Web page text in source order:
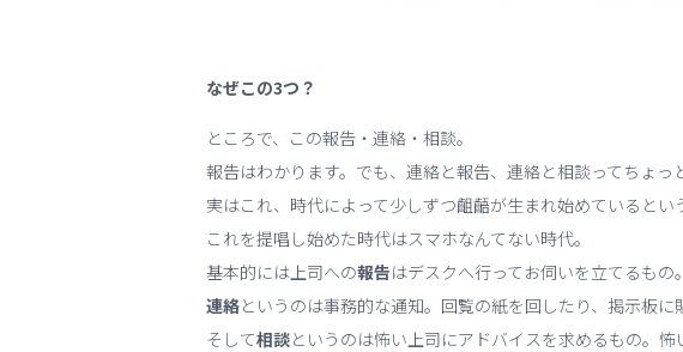
なぜこの3つ？
ところで、この報告・連絡・相談。
報告はわかります。でも、連絡と報告、連絡と相談ってちょっ
実はこれ、時代によって少しずつ齟齬が生まれ始めているとい
これを提唱し始めた時代はスマホなんてない時代。
基本的には上司への報告はデスクへ行ってお伺いを立てるもの。
連絡というのは事務的な通知。回覧の紙を回したり、掲示板に
そして相談というのは怖い上司にアドバイスを求めるもの。